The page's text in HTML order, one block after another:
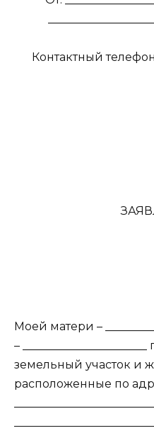
Контактный телефон:
Моей матери –
–
земельный участок и
расположенные по